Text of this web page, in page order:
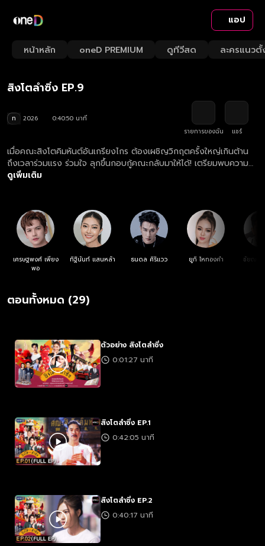
แอป
หน้าหลัก oneD PREMIUM ดูทีวีสด ละครแนวตั้
Loaded:
2.43%
Rate
สิงโตลำซิ่ง EP.9
ท 2026
0:40:50 นาที
รายการของฉัน
แชร์
เมื่อคณะสิงโตคิมหันต์อันเกรียงไกร ต้องเผชิญวิกฤตครั้งใหญ่เกินต้าน
ถึงเวลาร่วมแรง ร่วมใจ ลุกขึ้นกอบกู้คณะกลับมาให้ได้! เตรียมพบความ
ม่วนมันสไตล์ใหม่ ที่จะพาทุกคนซิ่งหน้าม้ากระจายไปพร้อมกัน
ดูเพิ่มเติม
เศรษฐพงศ์ เพียง
พอ
ทิฐินันท์ แสนหล้า ธนดล ศิริแวว ยูกิ ไหทองคำ ชัยณรง
ตอนทั้งหมด (29)
ตัวอย่าง สิงโตลำซิ่ง
0:01:27 นาที
สิงโตลำซิ่ง EP.1
0:42:05 นาที
สิงโตลำซิ่ง EP.2
0:40:17 นาที